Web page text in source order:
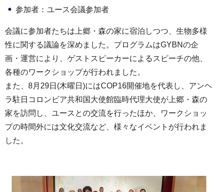
参加者：ユース会議参加者
会議に参加者たちは上郷・森の家に宿泊しつつ、生物多様
性に関する議論を深めました。プログラムはGYBNの企
画・運営により、ゲストスピーカーによるスピーチの他、
各種のワークショップが行われました。
また、8月29日(木曜日)にはCOP16開催地を代表し、アンヘ
ラ駐日コロンビア共和国大使館臨時代理大使が上郷・森の
家を訪問し、ユースとの交流を行ったほか、ワークショッ
プの時間外には文化交流など、様々なイベントが行われま
した。